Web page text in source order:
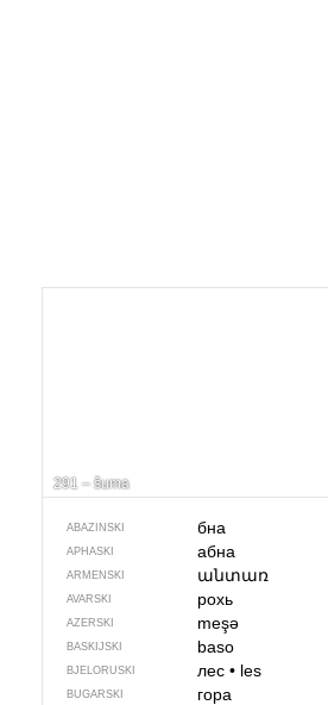
291 – šuma
ABAZINSKI бна
APHASKI абна
ARMENSKI անտառ
AVARSKI рохь
AZERSKI meşə
BASKIJSKI baso
BJELORUSKI лес• les
BUGARSKI гора